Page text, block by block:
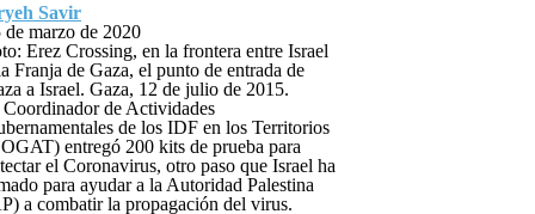
Savir
de marzo de 2020
Erez Crossing, en la frontera entre Israel
Franja de Gaza, el punto de entrada de
a Israel. Gaza, 12 de julio de 2015.
de Actividades
de los IDF en los Territorios
entregó 200 kits de prueba para
el Coronavirus, otro paso que Israel ha
para ayudar a la Autoridad Palestina
a combatir la propagación del virus.